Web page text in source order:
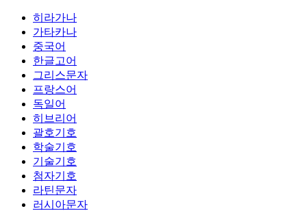
히라가나
가타카나
중국어
한글고어
그리스문자
프랑스어
독일어
히브리어
괄호기호
학술기호
기술기호
첨자기호
라틴문자
러시아문자